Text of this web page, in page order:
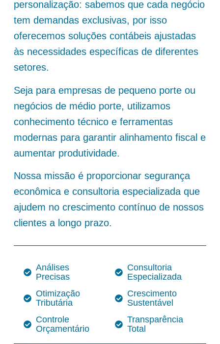
personalização: sabemos que cada negócio
tem demandas exclusivas, por isso
oferecemos soluções contábeis ajustadas
às necessidades específicas de diferentes
setores.
Seja para empresas de pequeno porte ou
negócios de médio porte, utilizamos
conhecimento técnico e ferramentas
modernas para garantir alinhamento fiscal e
aumentar produtividade.
Nossa missão é proporcionar segurança
econômica e consultoria especializada que
ajudem no crescimento contínuo de nossos
clientes a longo prazo.
Análises
Precisas
Otimização
Tributária
Controle
Orçamentário
Consultoria
Especializada
Crescimento
Sustentável
Transparência
Total